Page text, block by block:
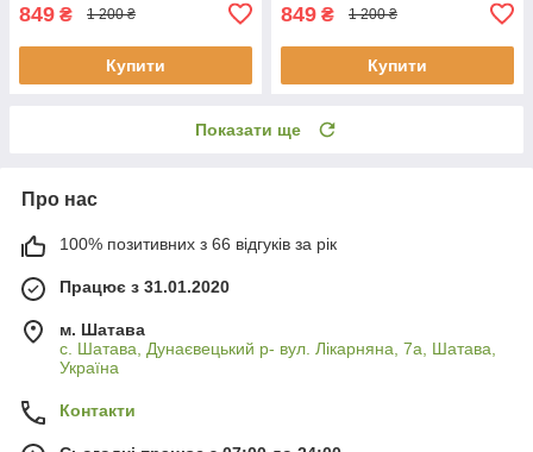
849 ₴ 1 200 ₴
Купити
849 ₴ 1 200 ₴
Купити
Показати ще
Про нас
100% позитивних з 66 відгуків за рік
Працює з 31.01.2020
м. Шатава
с. Шатава, Дунаєвецький р- вул. Лікарняна, 7а, Шатава,
Україна
Контакти